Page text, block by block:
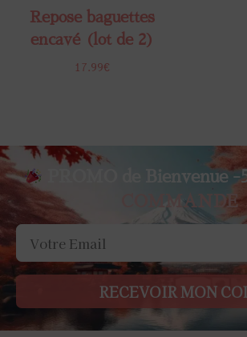
Repose baguettes
encavé (lot de 2)
17.99€
PROMO de Bienvenue -
COMMANDE
RECEVOIR MON